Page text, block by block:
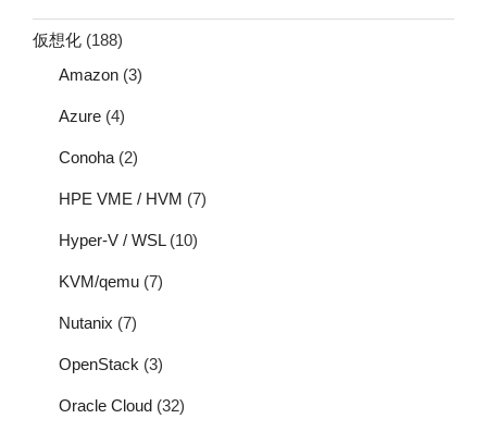
仮想化 (188)
Amazon (3)
Azure (4)
Conoha (2)
HPE VME / HVM (7)
Hyper-V / WSL(10)
KVM/qemu (7)
Nutanix (7)
OpenStack (3)
Oracle Cloud (32)